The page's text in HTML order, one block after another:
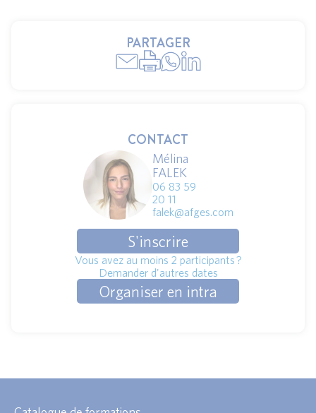
PARTAGER
CONTACT
Mélina
FALEK
06 83 59
20 11
falek@afges.com
S'inscrire
Vous avez au moins 2 participants ?
Demander d'autres dates
Organiser en intra